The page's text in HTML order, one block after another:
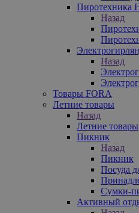
Пиротехника
Назад
Назад
Товары FORA
Летние товары
Назад
Летние товары
Пикник
Назад
Пикник
Посуда
Сумки-
Активный